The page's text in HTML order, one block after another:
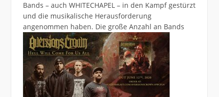
Bands – auch WHITECHAPEL – in den Kampf gestürzt
und die musikalische Herausforderung
angenommen haben. Die große Anzahl an Bands